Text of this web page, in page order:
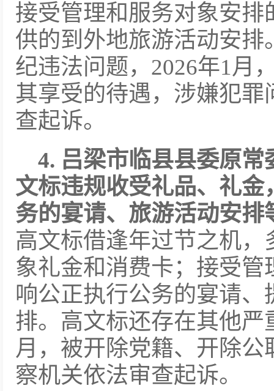
接受管理和服务对象安
供的到外地旅游活动安
纪违法问题，2026年1月
其享受的待遇，涉嫌犯
查起诉。
4. 吕梁市临县县委原
文标违规收受礼品、礼
务的宴请、旅游活动安排
高文标借逢年过节之机
象礼金和消费卡；接受
响公正执行公务的宴请
排。高文标还存在其他严
月，被开除党籍、开除
察机关依法审查起诉。